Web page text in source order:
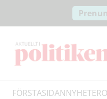
innehållet
headern
FÖRSTASIDANNYHETER